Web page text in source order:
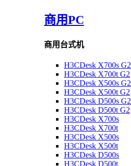
商用PC
商用台式机
H3CDesk X700s G2
H3CDesk X700t G2
H3CDesk X500s G2
H3CDesk X500t G2
H3CDesk D500s G2
H3CDesk D500t G2
H3CDesk X700s
H3CDesk X700t
H3CDesk X500s
H3CDesk X500t
H3CDesk D500s
H3CDesk D500t